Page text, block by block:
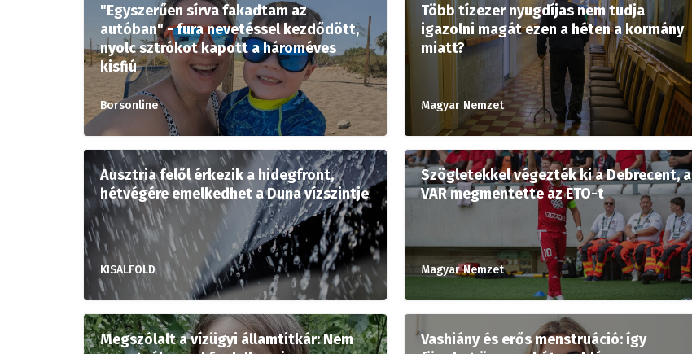
"Egyszerűen sírva fakadtam az
autóban" - fura nevetéssel kezdődött,
nyolc sztrókot kapott a hároméves
kisfiú
Borsonline
Több tízezer nyugdíjas nem tudja
igazolni magát ezen a héten a kormány
miatt?
Magyar Nemzet
Ausztria felől érkezik a hidegfront,
hétvégére emelkedhet a Duna vízszintje
KISALFOLD
Szögletekkel végezték ki a Debrecent, a
VAR megmentette az ETO-t
Magyar Nemzet
Megszólalt a vízügyi államtitkár: Nem
Vashiány és erős menstruáció: így